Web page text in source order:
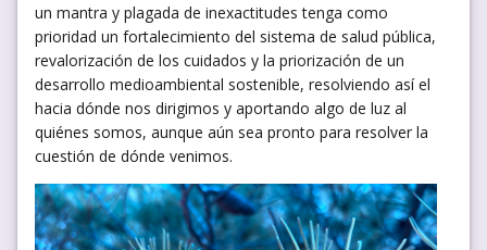
un mantra y plagada de inexactitudes tenga como
prioridad un fortalecimiento del sistema de salud pública,
revalorización de los cuidados y la priorización de un
desarrollo medioambiental sostenible, resolviendo así el
hacia dónde nos dirigimos y aportando algo de luz al
quiénes somos, aunque aún sea pronto para resolver la
cuestión de dónde venimos.